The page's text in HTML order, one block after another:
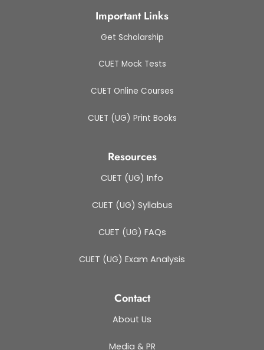
Important Links
Get Scholarship
CUET Mock Tests
CUET Online Courses
CUET (UG) Print Books
Resources
CUET (UG) Info
CUET (UG) Syllabus
CUET (UG) FAQs
CUET (UG) Exam Analysis
Contact
About Us
Media & PR